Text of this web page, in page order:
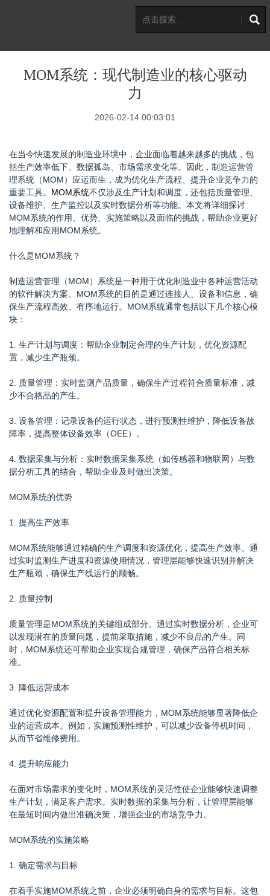
MOM系统：现代制造业的核心驱动
力
2026-02-14 00:03:01
在当今快速发展的制造业环境中，企业面临着越来越多的挑战，包
括生产效率低下、数据孤岛、市场需求变化等。因此，制造运营管
理系统（MOM）应运而生，成为优化生产流程、提升企业竞争力的
重要工具。 MOM系统不仅涉及生产计划和调度，还包括质量管理、
设备维护、生产监控以及实时数据分析等功能。本文将详细探讨
MOM系统的作用、优势、实施策略以及面临的挑战，帮助企业更好
地理解和应用MOM系统。
什么是MOM系统？
制造运营管理（MOM）系统是一种用于优化制造业中各种运营活动
的软件解决方案。MOM系统的目的是通过连接人、设备和信息，确
保生产流程高效、有序地运行。MOM系统通常包括以下几个核心模
块：
1. 生产计划与调度：帮助企业制定合理的生产计划，优化资源配
置，减少生产瓶颈。
2. 质量管理：实时监测产品质量，确保生产过程符合质量标准，减
少不合格品的产生。
3. 设备管理：记录设备的运行状态，进行预测性维护，降低设备故
障率，提高整体设备效率（OEE）。
4. 数据采集与分析：实时数据采集系统（如传感器和物联网）与数
据分析工具的结合，帮助企业及时做出决策。
MOM系统的优势
1. 提高生产效率
MOM系统能够通过精确的生产调度和资源优化，提高生产效率。通
过实时监测生产进度和资源使用情况，管理层能够快速识别并解决
生产瓶颈，确保生产线运行的顺畅。
2. 质量控制
质量管理是MOM系统的关键组成部分。通过实时数据分析，企业可
以发现潜在的质量问题，提前采取措施，减少不良品的产生。同
时，MOM系统还可帮助企业实现合规管理，确保产品符合相关标
准。
3. 降低运营成本
通过优化资源配置和提升设备管理能力，MOM系统能够显著降低企
业的运营成本。例如，实施预测性维护，可以减少设备停机时间，
从而节省维修费用。
4. 提升响应能力
在面对市场需求的变化时，MOM系统的灵活性使企业能够快速调整
生产计划，满足客户需求。实时数据的采集与分析，让管理层能够
在最短时间内做出准确决策，增强企业的市场竞争力。
MOM系统的实施策略
1. 确定需求与目标
在着手实施MOM系统之前，企业必须明确自身的需求与目标。这包